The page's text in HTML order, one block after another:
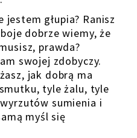
jestem głupia? Ranisz
dobrze wiemy, że
prawda?
swojej zdobyczy.
jak dobrą ma
tyle żalu, tyle
sumienia i
myśl się